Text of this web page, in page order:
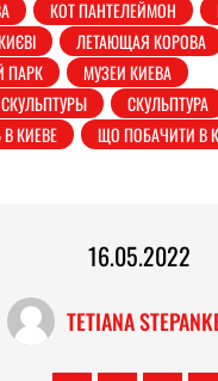
КОТ ПАНТЕЛЕЙМОН
ЛЕТАЮЩАЯ КОРОВА
ПАРК
МУЗЕИ КИЕВА
СКУЛЬПТУРА
КИЕВЕ
ЩО ПОБАЧИТИ В
16.05.2022
TETIANA